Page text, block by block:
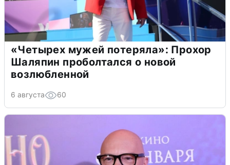
«Четырех мужей потеряла»: Прохор
Шаляпин проболтался о новой
возлюбленной
6 августа 60